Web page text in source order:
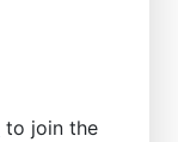
to join the